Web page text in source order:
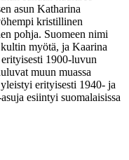
asun Katharina
kristillinen
pohja. Suomeen nimi
myötä, ja Kaarina
1900-luvun
muun muassa
erityisesti 1940- ja
esiintyi suomalaisissa